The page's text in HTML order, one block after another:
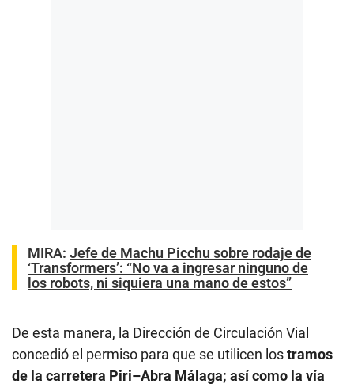
MIRA: Jefe de Machu Picchu sobre rodaje de
‘Transformers’: “No va a ingresar ninguno de
los robots, ni siquiera una mano de estos”
De esta manera, la Dirección de Circulación Vial
concedió el permiso para que se utilicen lostramos
de la carretera Piri–Abra Málaga; así como la vía